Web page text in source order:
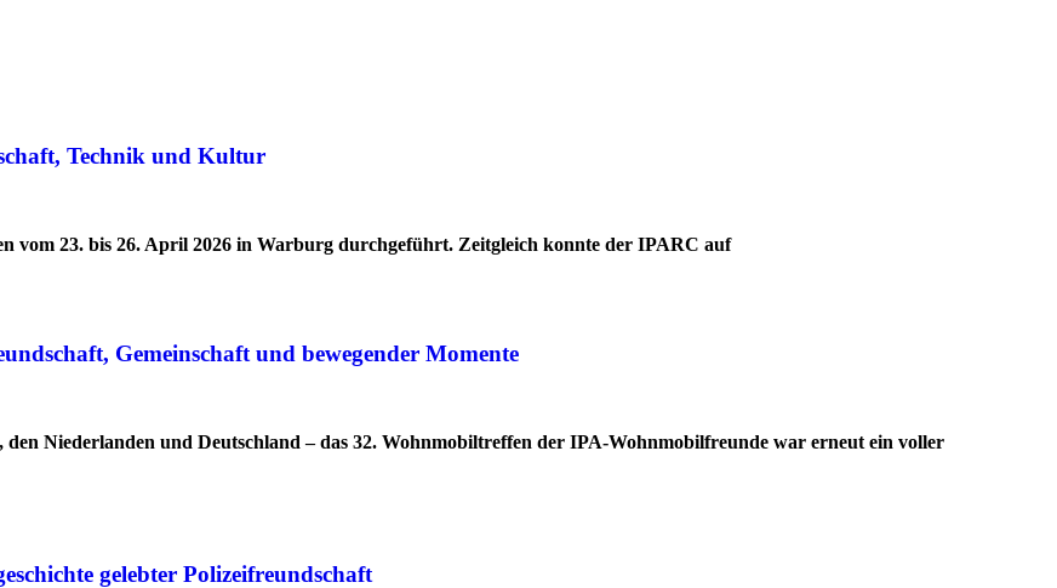
Technik und Kultur
vom 23. bis 26. April 2026 in Warburg durchgeführt. Zeitgleich konnte der IPARC auf
Gemeinschaft und bewegender Momente
Niederlanden und Deutschland – das 32. Wohnmobiltreffen der IPA-Wohnmobilfreunde war erneut ein voller
gelebter Polizeifreundschaft